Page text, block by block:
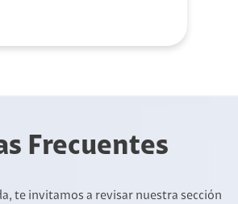
Frecuentes
te invitamos a revisar nuestra sección